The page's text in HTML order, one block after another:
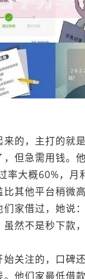
的，主打的就
但急需用钱。
率大概60%，
其他平台稍微
家借过，她说
然不是秒下款
关注的，口碑
他们家最低借